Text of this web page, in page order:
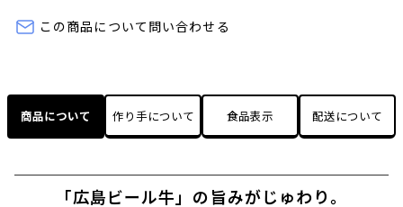
この商品について問い合わせる
商品について 作り手について 食品表示 配送について
「広島ビール牛」の旨みがじゅわり。